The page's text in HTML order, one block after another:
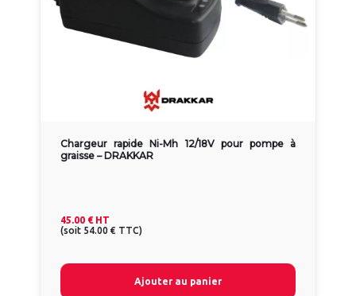
Chargeur rapide Ni-Mh 12/18V pour pompe à
graisse – DRAKKAR
45.00 € HT
(soit 54.00 € TTC)
Ajouter au panier